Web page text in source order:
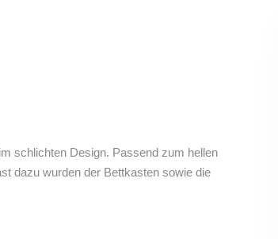
schlichten Design. Passend zum hellen
dazu wurden der Bettkasten sowie die